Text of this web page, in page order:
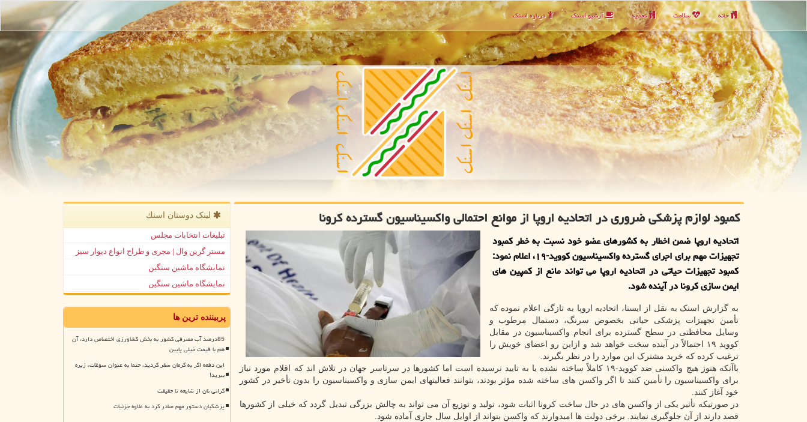
خانه سلامت تغذیه آرشیو اسنك درباره اسنك
كمبود لوازم پزشكی ضروری در اتحادیه اروپا از موانع احتمالی واكسیناسیون گسترده كرونا
اتحادیه اروپا ضمن اخطار به كشورهای عضو خود نسبت به خطر كمبود
تجهیزات مهم برای اجرای گسترده واكسیناسیون كووید-۱۹، اعلام نمود:
كمبود تجهیزات حیاتی در اتحادیه اروپا می تواند مانع از كمپین های
ایمن سازی كرونا در آینده شود.
به گزارش اسنک به نقل از ایسنا، اتحادیه اروپا به تازگی اعلام نموده که
تأمین تجهیزات پزشکی حیاتی بخصوص سرنگ، دستمال مرطوب و
وسایل محافظتی در سطح گسترده برای انجام واکسیناسیون در مقابل
کووید ۱۹ احتمالاً در آینده سخت خواهد شد و ازاین رو اعضای خویش را
ترغیب کرده که خرید مشترک این موارد را در نظر بگیرند.
باآنکه هنوز هیچ واکسنی ضد کووید-۱۹ کاملاً ساخته نشده یا به تایید نرسیده است اما کشورها در سرتاسر جهان در تلاش اند که اقلام مورد نیاز
برای واکسیناسیون را تأمین کنند تا اگر واکسن های ساخته شده مؤثر بودند، بتوانند فعالیتهای ایمن سازی و واکسیناسیون را بدون تأخیر در کشور
خود آغاز کنند.
در صورتیکه تأثیر یکی از واکسن های در حال ساخت کرونا اثبات شود، تولید و توزیع آن می تواند به چالش بزرگی تبدیل گردد که خیلی از کشورها
قصد دارند از آن جلوگیری نمایند. برخی دولت ها امیدوارند که واکسن بتواند از اوایل سال جاری آماده شود.
لینک دوستان اسنك
تبلیغات انتخابات مجلس
مستر گرین وال | مجری و طراح انواع دیوار سبز
نمایشگاه ماشین سنگین
نمایشگاه ماشین سنگین
پربیننده ترین ها
85درصد آب مصرفی کشور به بخش کشاورزی اختصاص دارد، آن
هم با قیمت خیلی پایین
این دفعه اگر به کرمان سفر کردید، حتما به عنوان سوغات، زیره
ببرید!
گرانی نان از شایعه تا حقیقت
پزشکیان دستور مهم صادر کرد به علاوه جزئیات